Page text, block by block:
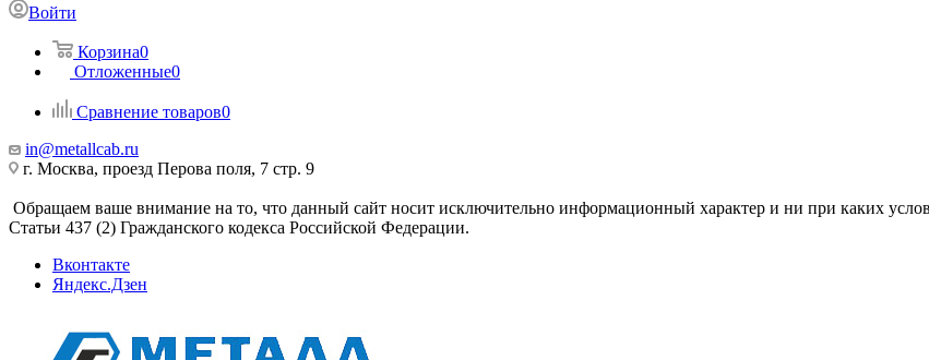
Войти
Корзина0
Отложенные0
Сравнение товаров0
in@metallcab.ru
г. Москва, проезд Перова поля, 7 стр. 9
Обращаем ваше внимание на то, что данный сайт носит исключительно информационный характер и ни при каких
Статьи 437 (2) Гражданского кодекса Российской Федерации.
Вконтакте
Яндекс.Дзен